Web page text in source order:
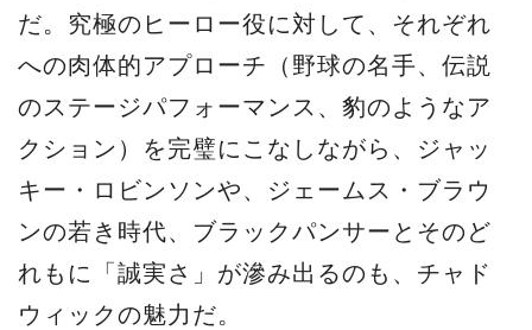
だ。究極のヒーロー役に対して、それぞれ
への肉体的アプローチ（野球の名手、伝説
のステージパフォーマンス、豹のようなア
クション）を完璧にこなしながら、ジャッ
キー・ロビンソンや、ジェームス・ブラウ
ンの若き時代、ブラックパンサーとそのど
れもに「誠実さ」が滲み出るのも、チャド
ウィックの魅力だ。